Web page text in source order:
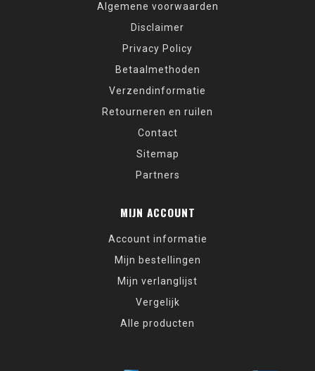
Algemene voorwaarden
Disclaimer
Privacy Policy
Betaalmethoden
Verzendinformatie
Retourneren en ruilen
Contact
Sitemap
Partners
MIJN ACCOUNT
Account informatie
Mijn bestellingen
Mijn verlanglijst
Vergelijk
Alle producten